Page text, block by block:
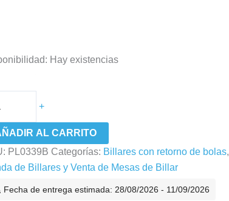
Hay existencias
+
AL CARRITO
PL0339B Categorías: Billares con retorno de bolas,
de Billares y Venta de Mesas de Billar
Fecha de entrega estimada: 28/08/2026 - 11/09/2026